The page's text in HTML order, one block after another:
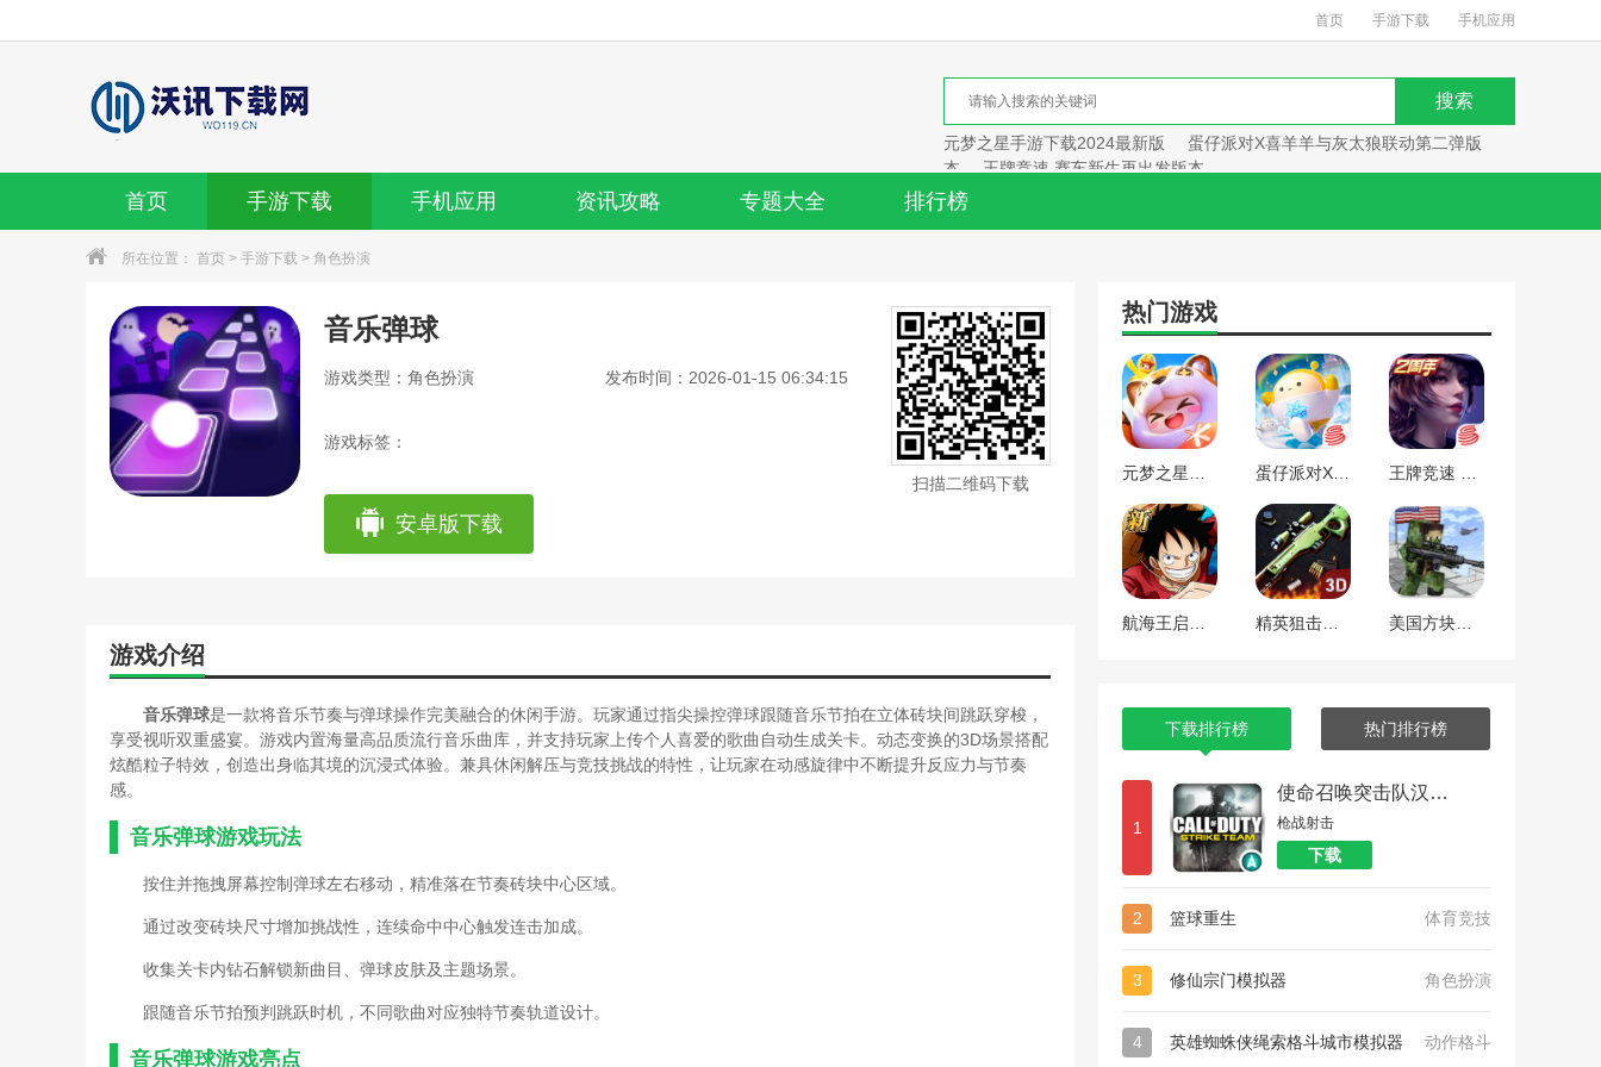
首页 手游下载 手机应用
元梦之星手游下载2024最新版
蛋仔派对X喜羊羊与灰太狼联动第二弹版
本
王牌竞速 赛车新生再出发版本
首页 手游下载 手机应用 资讯攻略 专题大全 排行榜
所在位置： 首页 > 手游下载 > 角色扮演
音乐弹球
游戏类型：角色扮演 发布时间：2026-01-15 06:34:15
游戏标签：
安卓版下载
扫描二维码下载
游戏介绍
音乐弹球是一款将音乐节奏与弹球操作完美融合的休闲手游。玩家通过指尖操控弹球跟随音乐节拍在立体砖块间跳跃穿梭，
享受视听双重盛宴。游戏内置海量高品质流行音乐曲库，并支持玩家上传个人喜爱的歌曲自动生成关卡。动态变换的3D场景搭配
炫酷粒子特效，创造出身临其境的沉浸式体验。兼具休闲解压与竞技挑战的特性，让玩家在动感旋律中不断提升反应力与节奏
感。
音乐弹球游戏玩法
按住并拖拽屏幕控制弹球左右移动，精准落在节奏砖块中心区域。
通过改变砖块尺寸增加挑战性，连续命中中心触发连击加成。
收集关卡内钻石解锁新曲目、弹球皮肤及主题场景。
跟随音乐节拍预判跳跃时机，不同歌曲对应独特节奏轨道设计。
音乐弹球游戏亮点
热门游戏
下载排行榜 热门排行榜
1
使命召唤突击队汉化版
枪战射击
下载
2 篮球重生 体育竞技
3 修仙宗门模拟器 角色扮演
4 英雄蜘蛛侠绳索格斗城市模拟器 动作格斗